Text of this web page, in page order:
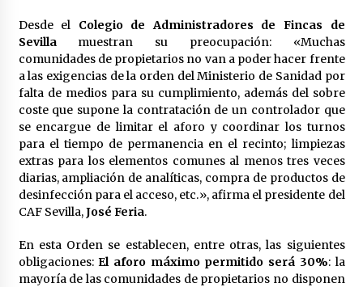
repondrán cuando desaparezca el riesgo de
lluvia
4 de mayo de 2022
Muere el cardenal Carlos Amigo Vallejo
27 de abril de 2022
Todos los cortes de tráfico por la Feria de
Sevilla 2022: del jueves 28 de abril al 8 de mayo
26 de abril de 2022
El cultivo casero de marihuana deja sin luz dos
meses a 256 familias en Sevilla
22 de abril de 2022
Desde el Colegio de Administradores de Fincas de
Sevilla muestran su preocupación: «Muchas
comunidades de propietarios no van a poder hacer frente
a las exigencias de la orden del Ministerio de Sanidad por
falta de medios para su cumplimiento, además del sobre
coste que supone la contratación de un controlador que
se encargue de limitar el aforo y coordinar los turnos
para el tiempo de permanencia en el recinto; limpiezas
extras para los elementos comunes al menos tres veces
diarias, ampliación de analíticas, compra de productos de
desinfección para el acceso, etc.», afirma el presidente del
CAF Sevilla,José Feria.
En esta Orden se establecen, entre otras, las siguientes
obligaciones:El aforo máximo permitido será 30%: la
mayoría de las comunidades de propietarios no disponen